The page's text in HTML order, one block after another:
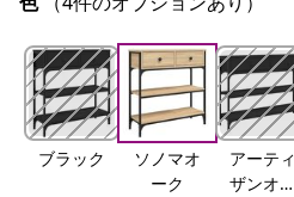
ブラック
ソノマオ
ーク
アーティ
ザンオー